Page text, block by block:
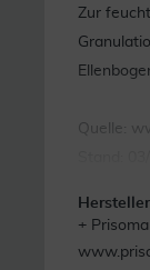
Zur
Quelle:
+